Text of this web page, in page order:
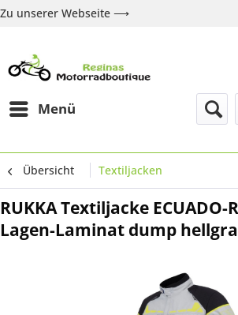
Zu unserer Webseite ⟶
Menü
Übersicht Textiljacken
RUKKA Textiljacke ECUADO-
Lagen-Laminat dump